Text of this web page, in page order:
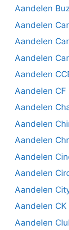
Aandelen
Aandelen
Aandelen
Aandelen
Aandelen
Aandelen
Aandelen
Aandelen
Aandelen
Aandelen
Aandelen
Aandelen
Aandelen
Aandelen